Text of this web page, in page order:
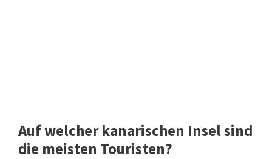
Auf welcher kanarischen Insel sind
die meisten Touristen?